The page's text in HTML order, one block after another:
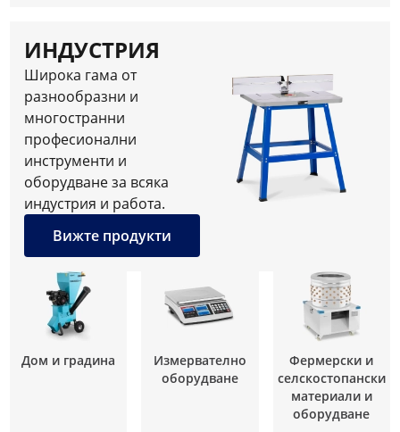
ИНДУСТРИЯ
Широка гама от
разнообразни и
многостранни
професионални
инструменти и
оборудване за всяка
индустрия и работа.
Вижте продукти
Дом и градина
Измервателно
оборудване
Фермерски и
селскостопански
материали и
оборудване